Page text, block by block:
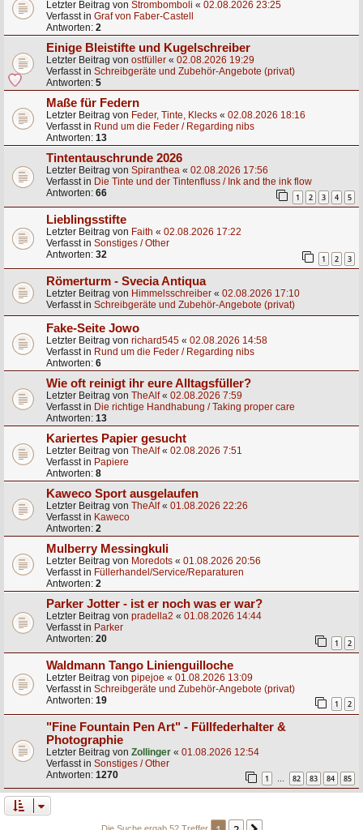
Letzter Beitrag von Strombomboli « 02.08.2026 23:25
Verfasst in Graf von Faber-Castell
Antworten: 2
Einige Bleistifte und Kugelschreiber
Letzter Beitrag von ostfüller « 02.08.2026 19:29
Verfasst in Schreibgeräte und Zubehör-Angebote (privat)
Antworten: 5
Maße für Federn
Letzter Beitrag von Feder, Tinte, Klecks « 02.08.2026 18:16
Verfasst in Rund um die Feder / Regarding nibs
Antworten: 13
Tintentauschrunde 2026
Letzter Beitrag von Spiranthea « 02.08.2026 17:56
Verfasst in Die Tinte und der Tintenfluss / Ink and the ink flow
Antworten: 66 1 2 3 4 5
Lieblingsstifte
Letzter Beitrag von Faith « 02.08.2026 17:22
Verfasst in Sonstiges / Other
Antworten: 32 1 2 3
Römerturm - Svecia Antiqua
Letzter Beitrag von Himmelsschreiber « 02.08.2026 17:10
Verfasst in Schreibgeräte und Zubehör-Angebote (privat)
Fake-Seite Jowo
Letzter Beitrag von richard545 « 02.08.2026 14:58
Verfasst in Rund um die Feder / Regarding nibs
Antworten: 6
Wie oft reinigt ihr eure Alltagsfüller?
Letzter Beitrag von TheAlf« 02.08.2026 7:59
Verfasst in Die richtige Handhabung / Taking proper care
Antworten: 13
Kariertes Papier gesucht
Letzter Beitrag von TheAlf« 02.08.2026 7:51
Verfasst in Papiere
Antworten: 8
Kaweco Sport ausgelaufen
Letzter Beitrag von TheAlf« 01.08.2026 22:26
Verfasst in Kaweco
Antworten: 2
Mulberry Messingkuli
Letzter Beitrag von Moredots « 01.08.2026 20:56
Verfasst in Füllerhandel/Service/Reparaturen
Antworten: 2
Parker Jotter - ist er noch was er war?
Letzter Beitrag von pradella2 « 01.08.2026 14:44
Verfasst in Parker
Antworten: 20 1 2
Waldmann Tango Linienguilloche
Letzter Beitrag von pipejoe « 01.08.2026 13:09
Verfasst in Schreibgeräte und Zubehör-Angebote (privat)
Antworten: 19 1 2
"Fine Fountain Pen Art" - Füllfederhalter &
Photographie
Letzter Beitrag von Zollinger « 01.08.2026 12:54
Verfasst in Sonstiges / Other
Antworten: 1270 1 … 82 83 84 85